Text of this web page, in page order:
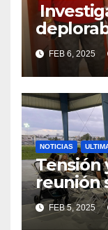
de la
FEB 6, 2025
NOTICIAS
Tensión
reunión
FEB 5, 2025